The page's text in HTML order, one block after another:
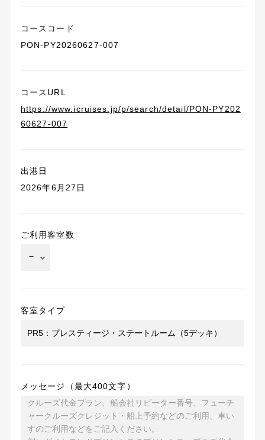
コースコード
PON-PY20260627-007
コースURL
https://www.icruises.jp/p/search/detail/PON-PY202
60627-007
出港日
2026年6月27日
ご利用客室数
客室タイプ
メッセージ（最大400文字）